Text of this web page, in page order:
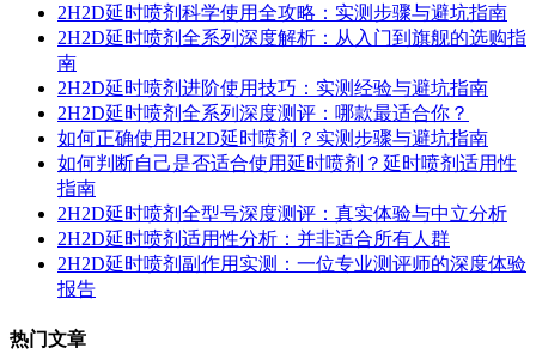
2H2D延时喷剂科学使用全攻略：实测步骤与避坑指南
2H2D延时喷剂全系列深度解析：从入门到旗舰的选购指
南
2H2D延时喷剂进阶使用技巧：实测经验与避坑指南
2H2D延时喷剂全系列深度测评：哪款最适合你？
如何正确使用2H2D延时喷剂？实测步骤与避坑指南
如何判断自己是否适合使用延时喷剂？延时喷剂适用性
指南
2H2D延时喷剂全型号深度测评：真实体验与中立分析
2H2D延时喷剂适用性分析：并非适合所有人群
2H2D延时喷剂副作用实测：一位专业测评师的深度体验
报告
热门文章